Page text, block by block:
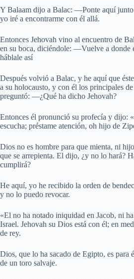
Y Balaam dijo a Balac: —Ponte aquí
yo iré a encontrarme con él allá.
Entonces Jehovah vino al encuentro de
en su boca, diciéndole: —Vuelve a donde
háblale así
Después volvió a Balac, y he aquí que
a su holocausto, y con él los principales
preguntó: —¿Qué ha dicho Jehovah?
Entonces él pronunció su profecía y dijo:
escucha; préstame atención, oh hijo de
Dios no es hombre para que mienta, ni
que se arrepienta. El dijo, ¿y no lo hará?
cumplirá?
He aquí, yo he recibido la orden de
y no lo puedo revocar.
«El no ha notado iniquidad en Jacob, ni
Israel. Jehovah su Dios está con él; en
de rey.
Dios, que lo ha sacado de Egipto, es para
de un toro salvaje.